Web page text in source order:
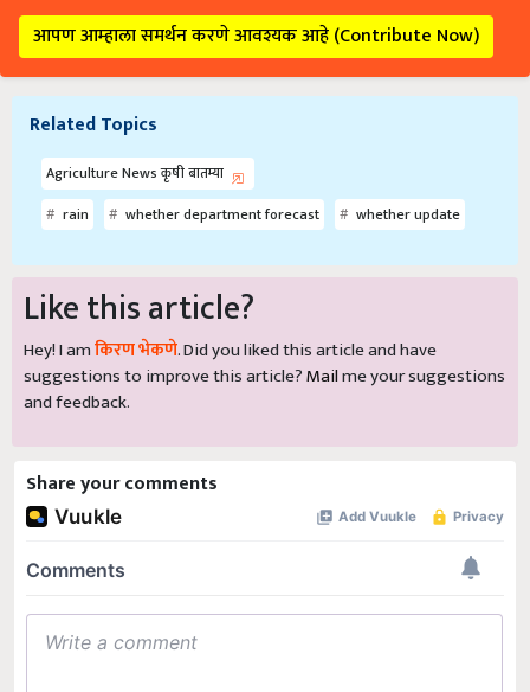
आपण आम्हाला समर्थन करणे आवश्यक आहे (Contribute Now)
Related Topics
Agriculture News कृषी बातम्या
rain
whether department forecast whether update
Like this article?
Hey! I amकिरण भेकणे. Did you liked this article and have
suggestions to improve this article?Mailme your suggestions
and feedback.
Share your comments